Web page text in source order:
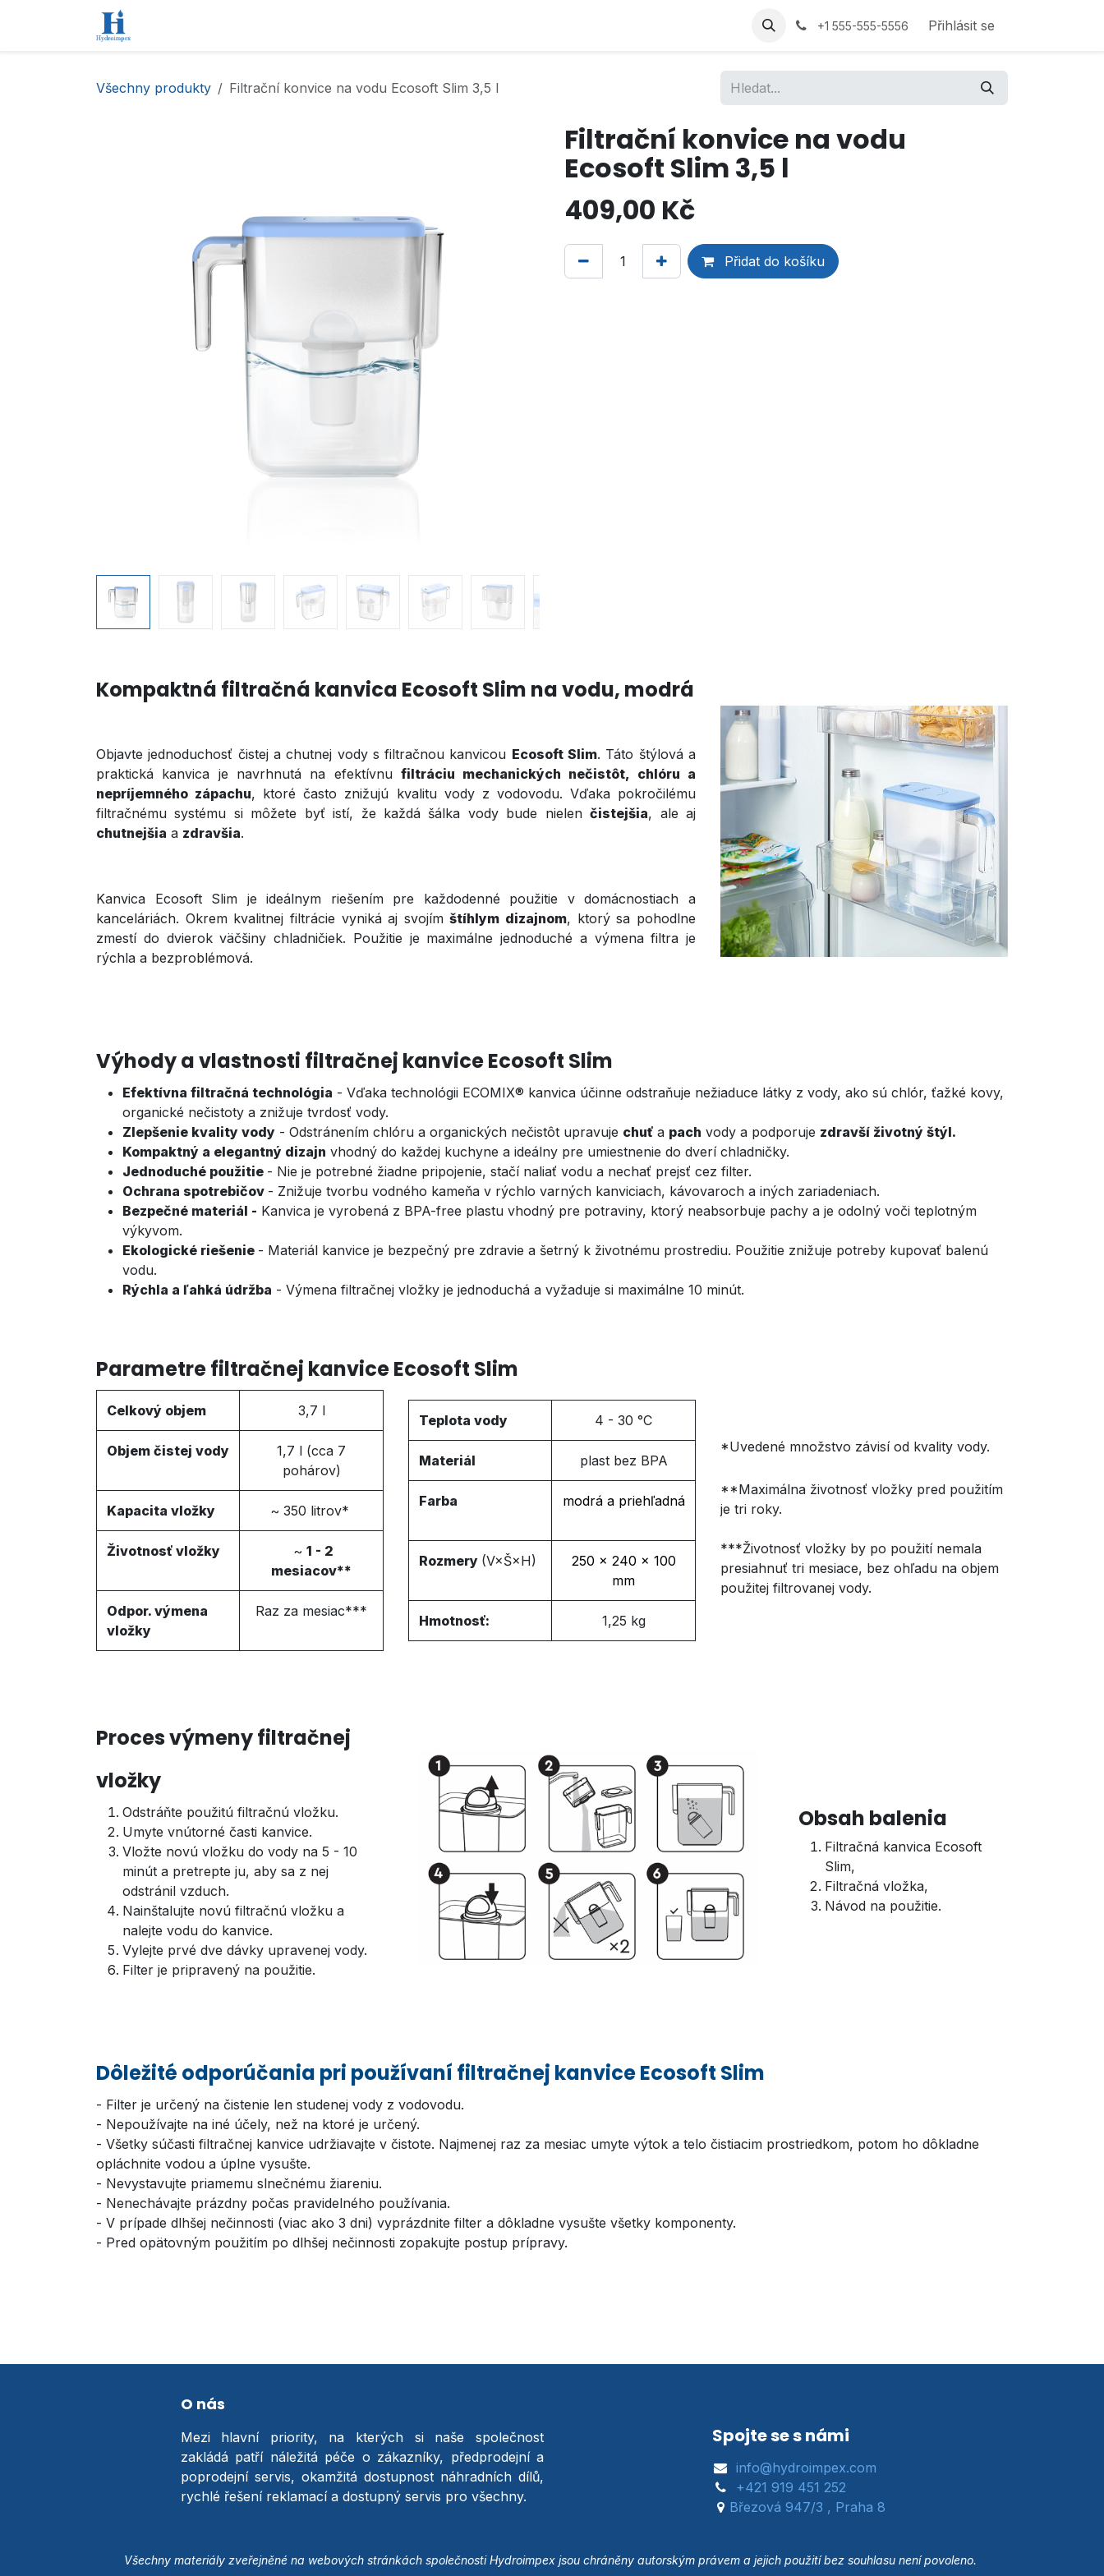
+1 555-555-5556 Přihlásit se
Všechny produkty Filtrační konvice na vodu Ecosoft Slim 3,5 l
Filtrační konvice na vodu
Ecosoft Slim 3,5 l
409,00 Kč
Přidat do košíku
Kompaktná filtračná kanvica Ecosoft Slim na vodu, modrá
Objavte jednoduchosť čistej a chutnej vody s filtračnou kanvicou Ecosoft Slim. Táto štýlová a
praktická kanvica je navrhnutá na efektívnu filtráciu mechanických nečistôt, chlóru a
nepríjemného zápachu, ktoré často znižujú kvalitu vody z vodovodu. Vďaka pokročilému
filtračnému systému si môžete byť istí, že každá šálka vody bude nielenčistejšia, ale aj
chutnejšia a zdravšia.
Kanvica Ecosoft Slim je ideálnym riešením pre každodenné použitie v domácnostiach a
kanceláriách. Okrem kvalitnej filtrácie vyniká aj svojímštíhlym dizajnom, ktorý sa pohodlne
zmestí do dvierok väčšiny chladničiek. Použitie je maximálne jednoduché a výmena filtra je
rýchla a bezproblémová.
Výhody a vlastnosti filtračnej kanvice Ecosoft Slim
Efektívna filtračná technológia - Vďaka technológii ECOMIX® kanvica účinne odstraňuje nežiaduce látky z vody, ako sú chlór, ťažké kovy,
organické nečistoty a znižuje tvrdosť vody.
Zlepšenie kvality vody - Odstránením chlóru a organických nečistôt upravuje chuť a pach vody a podporuje zdravší životný štýl.
Kompaktný a elegantný dizajn vhodný do každej kuchyne a ideálny pre umiestnenie do dverí chladničky.
Jednoduché použitie - Nie je potrebné žiadne pripojenie, stačí naliať vodu a nechať prejsť cez filter.
Ochrana spotrebičov - Znižuje tvorbu vodného kameňa v rýchlo varných kanviciach, kávovaroch a iných zariadeniach.
Bezpečné materiál - Kanvica je vyrobená z BPA-free plastu vhodný pre potraviny, ktorý neabsorbuje pachy a je odolný voči teplotným
výkyvom.
Ekologické riešenie - Materiál kanvice je bezpečný pre zdravie a šetrný k životnému prostrediu. Použitie znižuje potreby kupovať balenú
vodu.
Rýchla a ľahká údržba - Výmena filtračnej vložky je jednoduchá a vyžaduje si maximálne 10 minút.
Parametre filtračnej kanvice Ecosoft Slim
Celkový objem 3,7 l
Objem čistej vody
1,7 l (cca 7
pohárov)
Kapacita vložky ~ 350 litrov*
Životnosť vložky ~ 1 - 2
mesiacov**
Odpor. výmena
vložky
Raz za mesiac***
Teplota vody 4 - 30 °C
Materiál plast bez BPA
Farba modrá a priehľadná
Rozmery (V×Š×H)
250 × 240 × 100
mm
Hmotnosť: 1,25 kg
*Uvedené množstvo závisí od kvality vody.
**Maximálna životnosť vložky pred použitím
je tri roky.
***Životnosť vložky by po použití nemala
presiahnuť tri mesiace, bez ohľadu na objem
použitej filtrovanej vody.
Proces výmeny filtračnej
vložky
Odstráňte použitú filtračnú vložku.
Umyte vnútorné časti kanvice.
Vložte novú vložku do vody na 5 - 10
minút a pretrepte ju, aby sa z nej
odstránil vzduch.
Nainštalujte novú filtračnú vložku a
nalejte vodu do kanvice.
Vylejte prvé dve dávky upravenej vody.
Filter je pripravený na použitie.
Obsah balenia
Filtračná kanvica Ecosoft
Slim,
Filtračná vložka,
Návod na použitie.
Dôležité odporúčania pri používaní filtračnej kanvice Ecosoft Slim
- Filter je určený na čistenie len studenej vody z vodovodu.
- Nepoužívajte na iné účely, než na ktoré je určený.
- Všetky súčasti filtračnej kanvice udržiavajte v čistote. Najmenej raz za mesiac umyte výtok a telo čistiacim prostriedkom, potom ho dôkladne
opláchnite vodou a úplne vysušte.
- Nevystavujte priamemu slnečnému žiareniu.
- Nenechávajte prázdny počas pravidelného používania.
- V prípade dlhšej nečinnosti (viac ako 3 dni) vyprázdnite filter a dôkladne vysušte všetky komponenty.
- Pred opätovným použitím po dlhšej nečinnosti zopakujte postup prípravy.
O nás
Mezi hlavní priority, na kterých si naše společnost
zakládá patří náležitá péče o zákazníky, předprodejní a
poprodejní servis, okamžitá dostupnost náhradních dílů,
rychlé řešení reklamací a dostupný servis pro všechny.
Všechny materiály zveřejněné na webových stránkách společnosti Hydroimpex jsou chráněny autorským právem a jejich použití bez souhlasu není povoleno.
Spojte se s námi
info@hydroimpex.com
+421 919 451 252
Březová 947/3 , Praha 8